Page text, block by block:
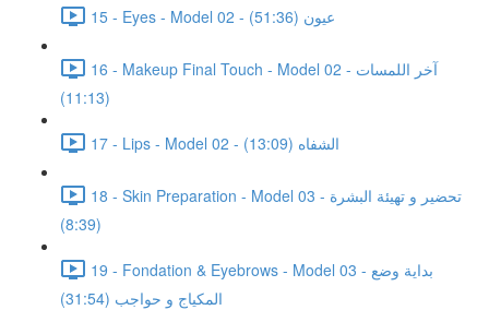
15 - Eyes - Model 02 - عيون (51:36)
16 - Makeup Final Touch - Model 02 - آخر اللمسات
(11:13)
17 - Lips - Model 02 - الشفاه (13:09)
18 - Skin Preparation - Model 03 - تحضير و تهيئة البشرة
(8:39)
19 - Fondation & Eyebrows - Model 03 - بداية وضع
المكياج و حواجب (31:54)